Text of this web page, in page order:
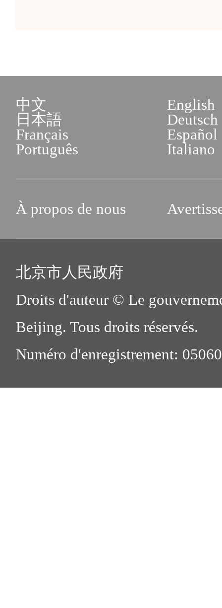
中文
English
日本語
Deutsch
Français
Español
Português
Italiano
À propos de nous
北京市人民政府
Droits d'auteur © Le
Beijing. Tous droits réservés.
Numéro d'enregistrement: